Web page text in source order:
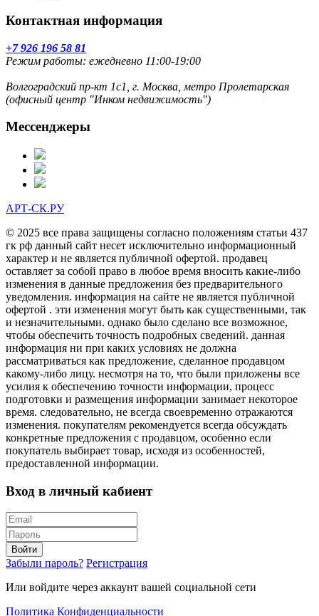
Контактная информация
+7 926 196 58 81
Режим работы: ежедневно 11:00-19:00
Волгоградский пр-кт 1с1, г. Москва, метро Пролетарская
(офисный центр "Инком недвижимость")
Мессенджеры
АРТ-СК.РУ
© 2025 все права защищены согласно положениям статьи 437
гк рф данный сайт несет исключительно информационный
характер и не является публичной офертой. продавец
оставляет за собой право в любое время вносить какие-либо
изменения в данные предложения без предварительного
уведомления. информация на сайте не является публичной
офертой . эти изменения могут быть как существенными, так
и незначительными. однако было сделано все возможное,
чтобы обеспечить точность подробных сведений. данная
информация ни при каких условиях не должна
рассматриваться как предложение, сделанное продавцом
какому-либо лицу. несмотря на то, что были приложены все
усилия к обеспечению точности информации, процесс
подготовки и размещения информации занимает некоторое
время. следовательно, не всегда своевременно отражаются
изменения. покупателям рекомендуется всегда обсуждать
конкретные предложения с продавцом, особенно если
покупатель выбирает товар, исходя из особенностей,
предоставленной информации.
Вход в личный кабиент
Войти
Забыли пароль? Регистрация
Или войдите через аккаунт вашей социальной сети
Политика Конфиденциальности